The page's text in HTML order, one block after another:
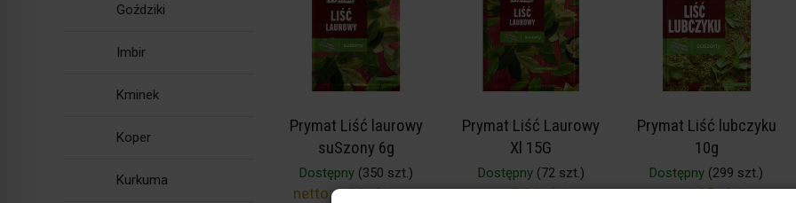
Prymat Liść laurowy
suSzony 6g
Dostępny(350 szt.)
netto:1,29 zł / szt.
Prymat Liść Laurowy
Xl 15G
Dostępny(72 szt.)
netto:5,06 zł / szt.
Prymat Liść lubczyku
10g
Dostępny (299 szt.)
netto:1,95 zł / szt.
Goździki
Imbir
Kminek
Koper
Kurkuma